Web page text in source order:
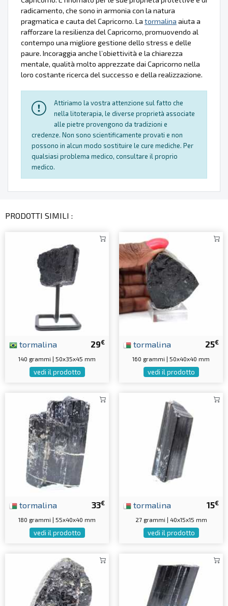
radicamento, che sono in armonia con la natura
pragmatica e cauta del Capricorno. La tormalina aiuta a
rafforzare la resilienza del Capricorno, promuovendo al
contempo una migliore gestione dello stress e delle
paure. Incoraggia anche l’obiettività e la chiarezza
mentale, qualità molto apprezzate dai Capricorno nella
loro costante ricerca del successo e della realizzazione.
Attiriamo la vostra attenzione sul fatto che
nella litoterapia, le diverse proprietà associate
alle pietre provengono da tradizioni e
credenze. Non sono scientificamente provati e non
possono in alcun modo sostituire le cure mediche. Per
qualsiasi problema medico, consultare il proprio
medico.
PRODOTTI SIMILI :
29€
tormalina
140 grammi | 50x35x45 mm
vedi il prodotto
25€
tormalina
160 grammi | 50x40x40 mm
vedi il prodotto
33€
tormalina
180 grammi | 55x40x40 mm
vedi il prodotto
15€
tormalina
27 grammi | 40x15x15 mm
vedi il prodotto